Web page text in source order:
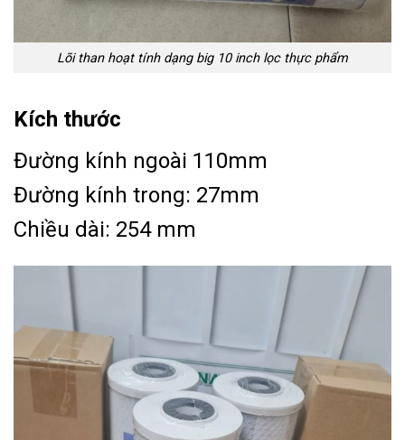
Lõi than hoạt tính dạng big 10 inch lọc thực phẩm
Kích thước
Đường kính ngoài 110mm
Đường kính trong: 27mm
Chiều dài: 254 mm